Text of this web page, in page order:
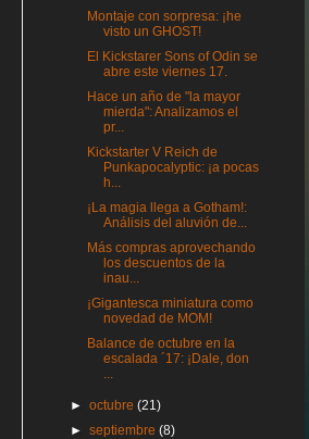
Montaje con sorpresa: ¡he
visto un GHOST!
El Kickstarer Sons of Odin se
abre este viernes 17.
Hace un año de "la mayor
mierda": Analizamos el
pr...
Kickstarter V Reich de
Punkapocalyptic: ¡a pocas
h...
¡La magia llega a Gotham!:
Análisis del aluvión de...
Más compras aprovechando
los descuentos de la
inau...
¡Gigantesca miniatura como
novedad de MOM!
Balance de octubre en la
escalada ´17: ¡Dale, don
...
►octubre(21)
►septiembre(8)